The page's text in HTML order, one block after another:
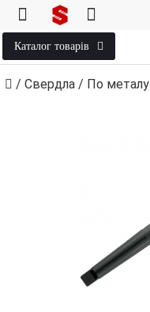
Каталог товарів
/ Свердла / По металу